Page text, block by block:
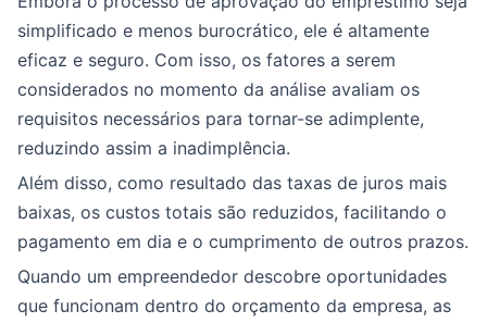
simplificado e menos burocrático, ele é altamente
eficaz e seguro. Com isso, os fatores a serem
considerados no momento da análise avaliam os
requisitos necessários para tornar-se adimplente,
reduzindo assim a inadimplência.
Além disso, como resultado das taxas de juros mais
baixas, os custos totais são reduzidos, facilitando o
pagamento em dia e o cumprimento de outros prazos.
Quando um empreendedor descobre oportunidades
que funcionam dentro do orçamento da empresa, as